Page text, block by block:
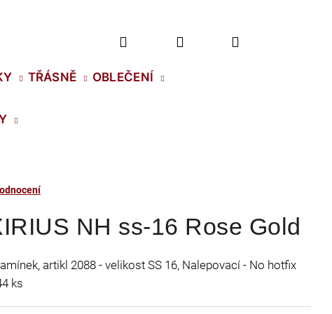
TŘÁSNĚ OBLEČENÍ
Přihlášení
NH ss-16 Rose Gold
artikl 2088 - velikost SS 16, Nalepovací - No hotfix
ks
NH SS-5 CRYSTAL